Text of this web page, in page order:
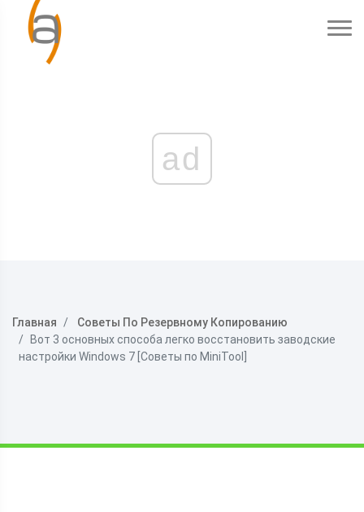
ad
Главная
Советы По Резервному Копированию
Вот 3 основных способа легко восстановить заводские
настройки Windows 7 [Советы по MiniTool]